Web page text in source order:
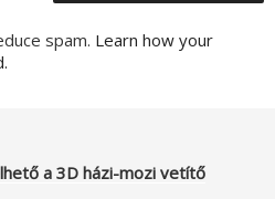
spam. Learn how your
a 3D házi-mozi vetítő